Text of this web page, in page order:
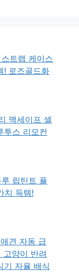
트랩 케이스
! 로즈골드화
맥세이프 셀
투스 리모컨
립틴트 플
치 득템!
견 자동 급
고양이 반려
기 자율 배식